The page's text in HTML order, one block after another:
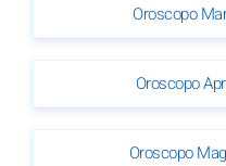
Oroscopo
Oroscopo
Oroscopo